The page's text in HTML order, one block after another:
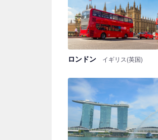
ロンドン イギリス(英国)